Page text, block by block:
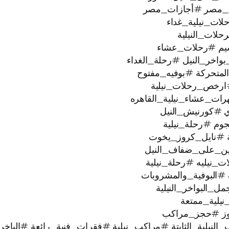
#أجازات_مصر
#رحلات_عشاء
#رحلة_الغداء
#بوفيه_مفتوح
#كورنيش_النيل
#نايل_كروز_يخوت
#حجز_مراكب
#مراكب_نيلية #فقرات_فنية_رائعة